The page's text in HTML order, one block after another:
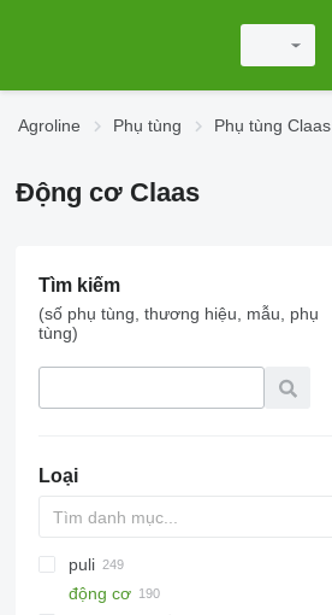
Agroline Phụ tùng Phụ tùng Claas
Động cơ Claas
Tìm kiếm
(số phụ tùng, thương hiệu, mẫu, phụ
tùng)
Loại
puli
động cơ